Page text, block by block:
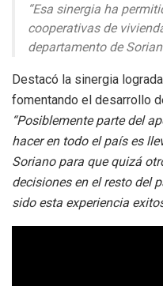
“Esa sinergia ha
cooperativas de
departamento de
Destacó la sinergia
fomentando el desarrollo
“Posiblemente parte del
hacer en todo el país es
Soriano para que quizá
decisiones en el resto del
sido esta experiencia